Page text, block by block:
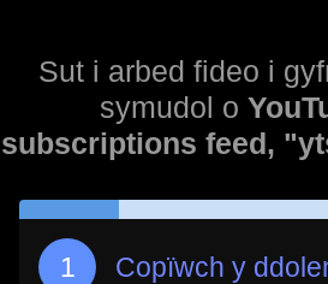
Sut i arbed fideo i
symudol o
subscriptions feed,
Copïwch y